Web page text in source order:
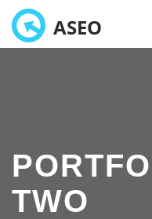
TWO